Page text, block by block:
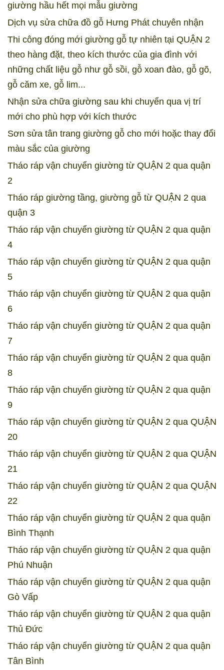
giường hầu hết mọi mẫu giường
Dịch vụ sửa chữa đồ gỗ Hưng Phát chuyên nhận
Thi công đóng mới giường gỗ tự nhiên tại QUẬN 2
theo hàng đặt, theo kích thước của gia đình với
những chất liệu gỗ như gỗ sồi, gỗ xoan đào, gỗ gõ,
gỗ căm xe, gỗ lim...
Nhận sửa chữa giường sau khi chuyển qua vị trí
mới cho phù hợp với kích thước
Sơn sửa tân trang giường gỗ cho mới hoặc thay đổi
màu sắc của giường
Tháo ráp vận chuyển giường từ QUẬN 2 qua quận
2
Tháo ráp giường tầng, giường gỗ từ QUẬN 2 qua
quận 3
Tháo ráp vận chuyển giường từ QUẬN 2 qua quận
4
Tháo ráp vận chuyển giường từ QUẬN 2 qua quận
5
Tháo ráp vận chuyển giường từ QUẬN 2 qua quận
6
Tháo ráp vận chuyển giường từ QUẬN 2 qua quận
7
Tháo ráp vận chuyển giường từ QUẬN 2 qua quận
8
Tháo ráp vận chuyển giường từ QUẬN 2 qua quận
9
Tháo ráp vận chuyển giường từ QUẬN 2 qua QUẬN
20
Tháo ráp vận chuyển giường từ QUẬN 2 qua QUẬN
21
Tháo ráp vận chuyển giường từ QUẬN 2 qua QUẬN
22
Tháo ráp vận chuyển giường từ QUẬN 2 qua quận
Bình Thạnh
Tháo ráp vận chuyển giường từ QUẬN 2 qua quận
Phú Nhuận
Tháo ráp vận chuyển giường từ QUẬN 2 qua quận
Gò Vấp
Tháo ráp vận chuyển giường từ QUẬN 2 qua quận
Thủ Đức
Tháo ráp vận chuyển giường từ QUẬN 2 qua quận
Tân Bình